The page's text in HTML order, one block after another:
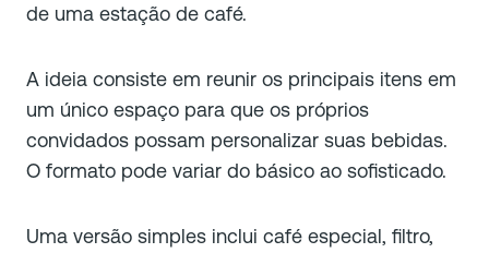
de uma estação de café.
A ideia consiste em reunir os principais itens em
um único espaço para que os próprios
convidados possam personalizar suas bebidas.
O formato pode variar do básico ao sofisticado.
Uma versão simples inclui café especial, filtro,